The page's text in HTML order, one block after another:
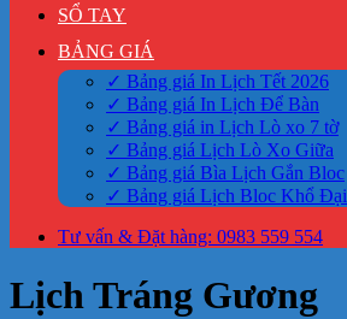
SỔ TAY
BẢNG GIÁ
✓ Bảng giá In Lịch Tết 2026
✓ Bảng giá In Lịch Để Bàn
✓ Bảng giá in Lịch Lò xo 7 tờ
✓ Bảng giá Lịch Lò Xo Giữa
✓ Bảng giá Bìa Lịch Gắn Bloc
✓ Bảng giá Lịch Bloc Khổ Đại
Tư vấn & Đặt hàng: 0983 559 554
Lịch Tráng Gương